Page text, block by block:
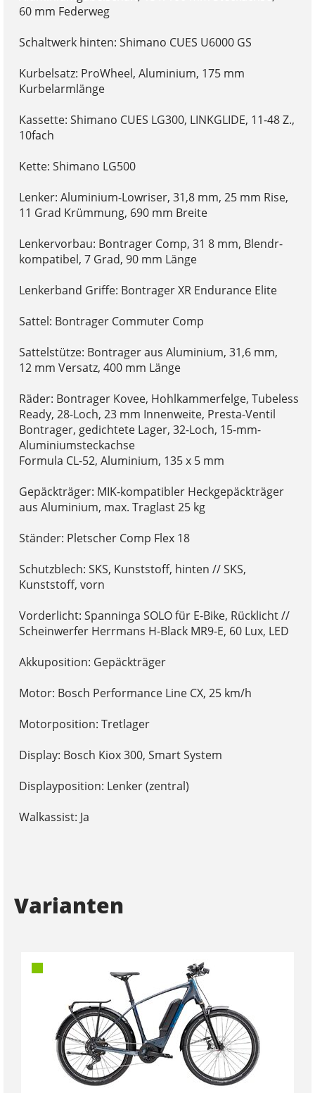
60 mm Federweg
Schaltwerk hinten: Shimano CUES U6000 GS
Kurbelsatz: ProWheel, Aluminium, 175 mm
Kurbelarmlänge
Kassette: Shimano CUES LG300, LINKGLIDE, 11-48 Z.,
10fach
Kette: Shimano LG500
Lenker: Aluminium-Lowriser, 31,8 mm, 25 mm Rise,
11 Grad Krümmung, 690 mm Breite
Lenkervorbau: Bontrager Comp, 31 8 mm, Blendr-
kompatibel, 7 Grad, 90 mm Länge
Lenkerband Griffe: Bontrager XR Endurance Elite
Sattel: Bontrager Commuter Comp
Sattelstütze: Bontrager aus Aluminium, 31,6 mm,
12 mm Versatz, 400 mm Länge
Räder: Bontrager Kovee, Hohlkammerfelge, Tubeless
Ready, 28-Loch, 23 mm Innenweite, Presta-Ventil
Bontrager, gedichtete Lager, 32-Loch, 15-mm-
Aluminiumsteckachse
Formula CL-52, Aluminium, 135 x 5 mm
Gepäckträger: MIK-kompatibler Heckgepäckträger
aus Aluminium, max. Traglast 25 kg
Ständer: Pletscher Comp Flex 18
Schutzblech: SKS, Kunststoff, hinten // SKS,
Kunststoff, vorn
Vorderlicht: Spanninga SOLO für E-Bike, Rücklicht //
Scheinwerfer Herrmans H-Black MR9-E, 60 Lux, LED
Akkuposition: Gepäckträger
Motor: Bosch Performance Line CX, 25 km/h
Motorposition: Tretlager
Display: Bosch Kiox 300, Smart System
Displayposition: Lenker (zentral)
Walkassist: Ja
Varianten